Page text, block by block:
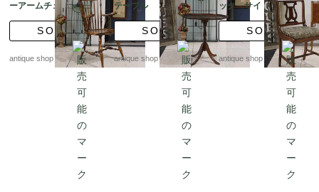
ーアームチェア クラシ
ック スピンドルチェア
SOLD
antique shop at's
テーブル トライポッ
ドレッグ /コーヒーテー
SOLD
antique shop at's
ック サイドチェア
張替済
SOLD
antique shop at's